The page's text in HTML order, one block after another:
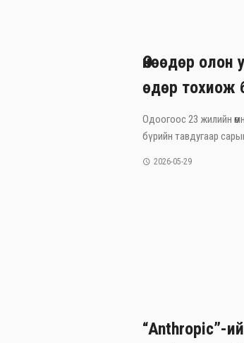
Өнөөдөр
өдөр тохиож
Одоогоос 23 жилийн
бүрийн тавдугаар
2026-05-29
“Anthropic”-